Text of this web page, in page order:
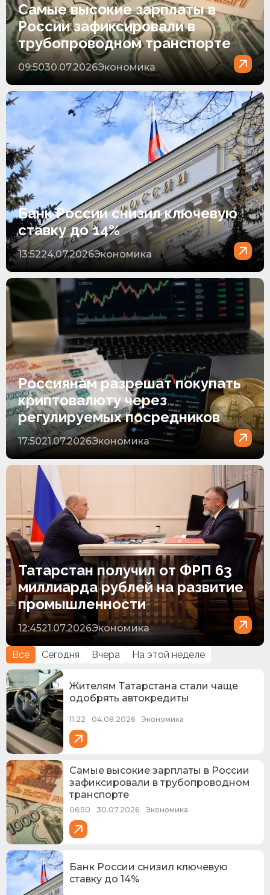
Самые высокие зарплаты в
России зафиксировали в
трубопроводном транспорте
09:5030.07.2026Экономика
Банк России снизил ключевую
ставку до 14%
13:5224.07.2026Экономика
Россиянам разрешат покупать
криптовалюту через
регулируемых посредников
17:5021.07.2026Экономика
Татарстан получил от ФРП 63
миллиарда рублей на развитие
промышленности
12:4521.07.2026Экономика
Все Сегодня Вчера На этой неделе
Жителям Татарстана стали чаще
одобрять автокредиты
11:22 04.08.2026 Экономика
Самые высокие зарплаты в России
зафиксировали в трубопроводном
транспорте
06:50 30.07.2026 Экономика
Банк России снизил ключевую
ставку до 14%